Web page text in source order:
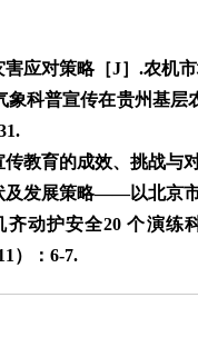
应对策略［J］.农机
象科普宣传在贵州基
教育的成效、挑战与
及发展策略——以北京
动护安全20 个演练
）：6-7.